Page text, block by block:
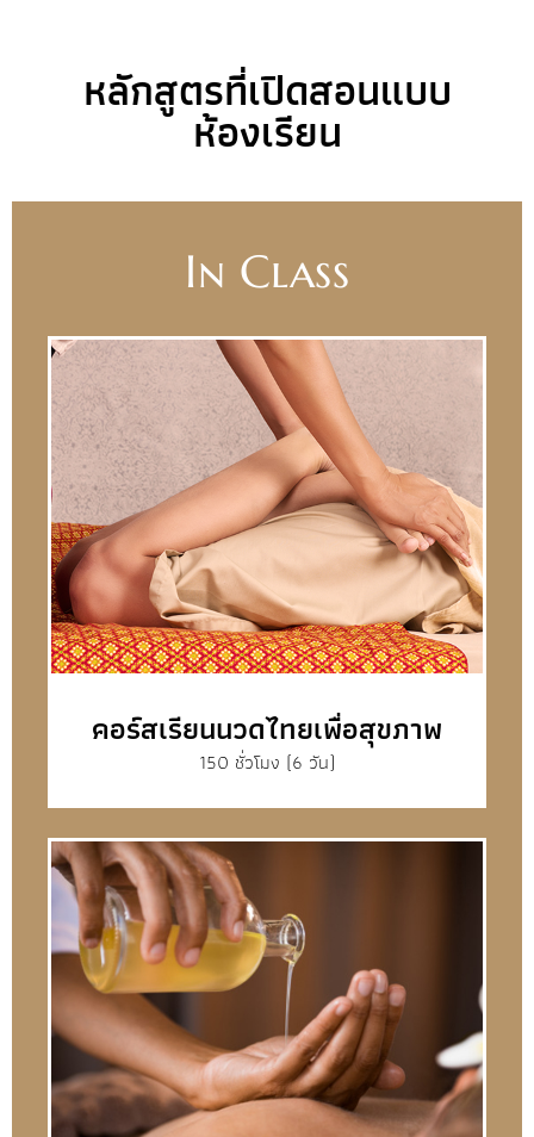
หลักสูตรที่เปิดสอนแบบ
ห้องเรียน
In Class
คอร์สเรียนนวดไทยเพื่อสุขภาพ
150 ชั่วโมง (6 วัน)